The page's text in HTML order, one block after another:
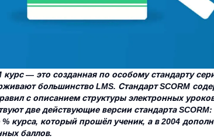
курс — это созданная по особому стандарту
большинство LMS. Стандарт SCORM
с описанием структуры электронных
две действующие версии стандарта SCORM:
% курса, который прошёл ученик, а в 2004
баллов.